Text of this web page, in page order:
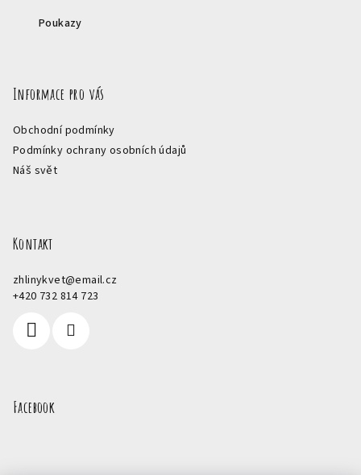
Poukazy
Informace pro vás
Obchodní podmínky
Podmínky ochrany osobních údajů
Náš svět
Kontakt
zhlinykvet@email.cz
+420 732 814 723
Facebook